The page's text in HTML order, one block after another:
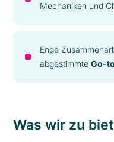
Mechaniken und
Enge
abgestimmteGo-
Was wir zu